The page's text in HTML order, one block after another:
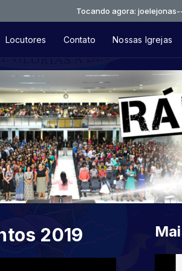
Tocando agora: joelejonas--
Locutores Contato Nossas Igrejas
2019